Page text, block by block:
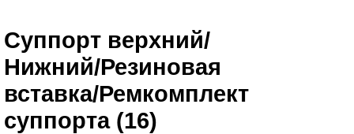
Суппорт верхний/
Нижний/Резиновая
вставка/Ремкомплект
суппорта (16)